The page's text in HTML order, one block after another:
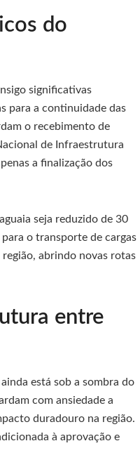
do
significativas
para a continuidade das
o recebimento de
de Infraestrutura
a finalização dos
seja reduzido de 30
o transporte de cargas
abrindo novas rotas
entre
está sob a sombra do
com ansiedade a
duradouro na região.
à aprovação e